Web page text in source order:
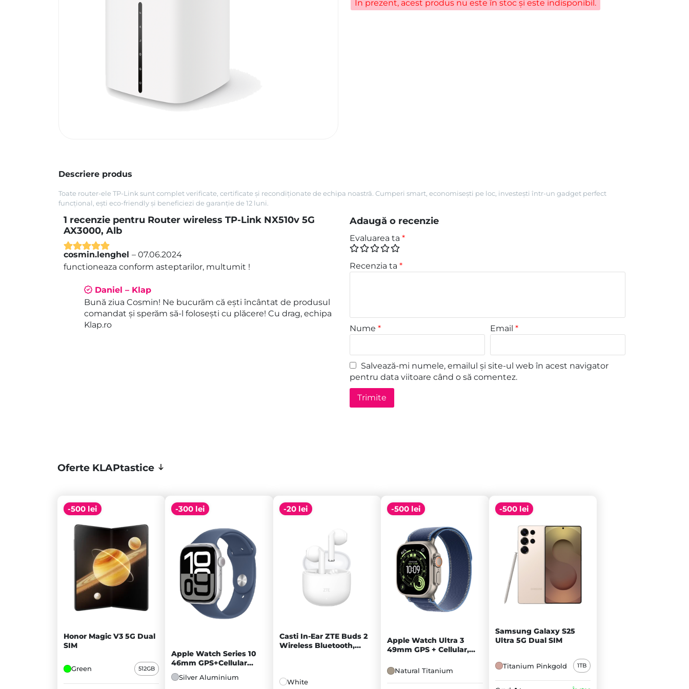
În prezent, acest produs nu este în stoc și este indisponibil.
Descriere produs
Toate router-ele TP-Link sunt complet verificate, certificate și recondiționate de echipa noastră. Cumperi smart, economisești pe loc, investești într-un gadget perfect
funcțional, ești eco-friendly și beneficiezi de garanție de 12 luni.
1 recenzie pentru Router wireless TP-Link NX510v 5G
AX3000, Alb
Evaluat la5
din 5
cosmin.lenghel – 07.06.2024
functioneaza conform asteptarilor, multumit !
Daniel – Klap
Bună ziua Cosmin! Ne bucurăm că ești încântat de produsul
comandat și sperăm să-l folosești cu plăcere! Cu drag, echipa
Klap.ro
Adaugă o recenzie
Evaluarea ta *
Recenzia ta *
Nume * Email*
Salvează-mi numele, emailul și site-ul web în acest navigator
pentru data viitoare când o să comentez.
Oferte KLAPtastice
-500 lei
Honor Magic V3 5G Dual
SIM
Green 512GB
-300 lei
Apple Watch Series 10
46mm GPS+Cellular
Silver Aluminium Case,
Denim Sport Band - M/L
Silver Aluminium
-20 lei
Casti In-Ear ZTE Buds 2
Wireless Bluetooth,
White
-500 lei
Apple Watch Ultra 3
49mm GPS + Cellular,
Titanium, Blue Bright
Blue Trail Loop - S/M - A+
Natural Titanium
-500 lei
Samsung Galaxy S25
Ultra 5G Dual SIM
Titanium Pinkgold 1TB